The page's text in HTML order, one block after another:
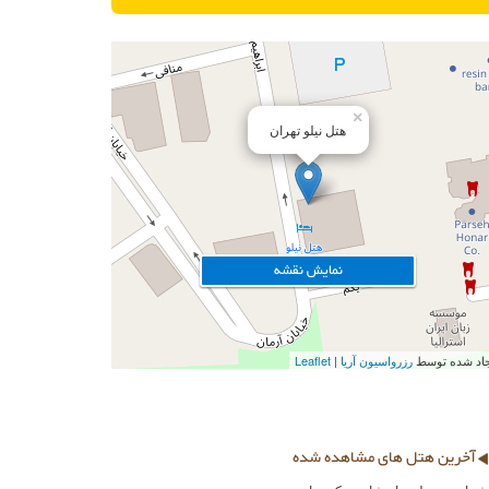
هتل نیلو تهران
×
Leaflet شده توسط رزرواسیون آریا
نمایش نقشه
آخرین هتل های مشاهده شده